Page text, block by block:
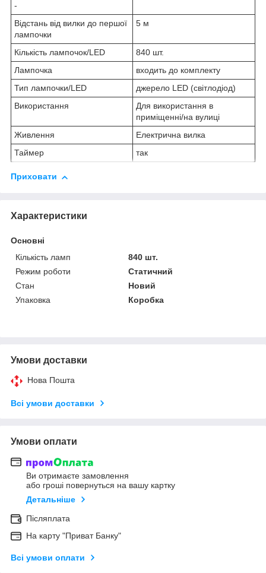
-
Відстань від вилки до першої
лампочки
5 м
Кількість лампочок/LED
840 шт.
Лампочка
входить до комплекту
Тип лампочки/LED
джерело LED (світлодіод)
Використання
Для використання в
приміщенні/на вулиці
Живлення
Електрична вилка
Таймер
так
Приховати
Характеристики
Основні
Кількість ламп
840 шт.
Режим роботи
Статичний
Стан
Новий
Упаковка
Коробка
Умови доставки
Нова Пошта
Всі умови доставки
Умови оплати
Ви отримаєте замовлення
або гроші повернуться на вашу картку
Детальніше
Післяплата
На карту "Приват Банку"
Всі умови оплати